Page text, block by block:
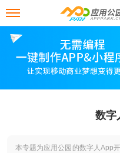
数字
本专题为应用公园的数字人App